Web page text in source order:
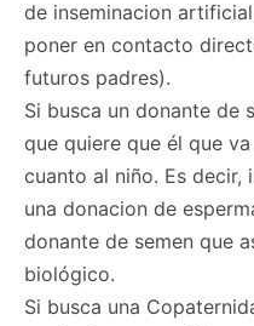
de inseminacion
poner en contacto
futuros padres).
Si busca un donante de
que quiere que él que
cuanto al niño. Es decir,
una donacion de
donante de semen que
biológico.
Si busca una